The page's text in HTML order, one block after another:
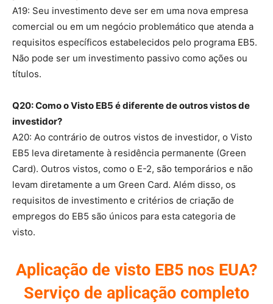
A19: Seu investimento deve ser em uma nova empresa
comercial ou em um negócio problemático que atenda a
requisitos específicos estabelecidos pelo programa EB5.
Não pode ser um investimento passivo como ações ou
títulos.
Q20: Como o Visto EB5 é diferente de outros vistos de
investidor?
A20: Ao contrário de outros vistos de investidor, o Visto
EB5 leva diretamente à residência permanente (Green
Card). Outros vistos, como o E-2, são temporários e não
levam diretamente a um Green Card. Além disso, os
requisitos de investimento e critérios de criação de
empregos do EB5 são únicos para esta categoria de
visto.
Aplicação de visto EB5 nos EUA?
Serviço de aplicação completo